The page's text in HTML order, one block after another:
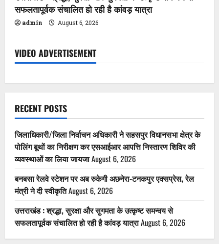
सफलतापूर्वक संचालित हो रही है कांवड़ यात्रा
admin August 6, 2026
VIDEO ADVERTISEMENT
RECENT POSTS
जिलाधिकारी/जिला निर्वाचन अधिकारी ने सहसपुर विधानसभा क्षेत्र के
पोलिंग बूथों का निरीक्षण कर एसआईआर आपत्ति निस्तारण शिविर की
व्यवस्थाओं का लिया जायजाAugust 6, 2026
बनबसा रेलवे स्टेशन पर अब रुकेगी अछनेरा-टनकपुर एक्सप्रेस, रेल
मंत्री ने दी स्वीकृतिAugust 6, 2026
उत्तराखंड : श्रद्धा, सुरक्षा और सुगमता के उत्कृष्ट समन्वय से
सफलतापूर्वक संचालित हो रही है कांवड़ यात्राAugust 6, 2026